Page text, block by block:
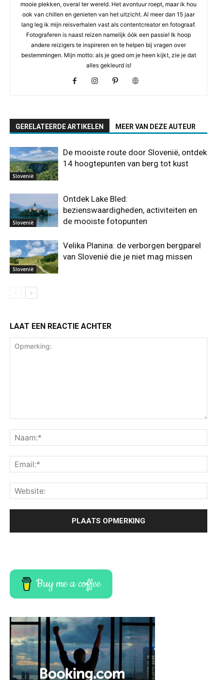
mooie plekken, overal ter wereld. Het avontuur roept, maar ik hou
ook van chillen en genieten van het uitzicht. Al meer dan 15 jaar
lang leg ik mijn reisverhalen vast als contentcreator en fotograaf.
Fotograferen is naast reizen namelijk óók een passie! Ik hoop
andere reizigers te inspireren en te helpen bij vragen over
bestemmingen. Mijn motto: als je goed om je heen kijkt, zie je dat
alles gekleurd is!
GERELATEERDE ARTIKELEN MEER VAN DEZE AUTEUR
Slovenië
De mooiste route door Slovenië, ontdek
14 hoogtepunten van berg tot kust
Slovenië
Ontdek Lake Bled:
bezienswaardigheden, activiteiten en
de mooiste fotopunten
Slovenië
Velika Planina: de verborgen bergparel
van Slovenië die je niet mag missen
LAAT EEN REACTIE ACHTER
Buy me a coffee